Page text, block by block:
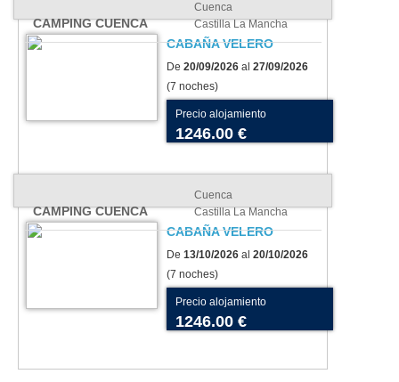
CAMPING CUENCA
Cuenca
Castilla La Mancha
CABAÑA VELERO
De 20/09/2026 al 27/09/2026
(7 noches)
Precio alojamiento
1246.00 €
CAMPING CUENCA
Cuenca
Castilla La Mancha
CABAÑA VELERO
De 13/10/2026 al 20/10/2026
(7 noches)
Precio alojamiento
1246.00 €